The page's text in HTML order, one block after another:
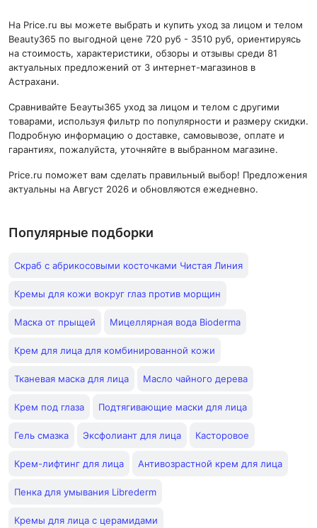
На Price.ru вы можете выбрать и купить уход за лицом и телом
Beauty365 по выгодной цене 720 руб - 3510 руб, ориентируясь
на стоимость, характеристики, обзоры и отзывы среди 81
актуальных предложений от 3 интернет-магазинов в
Астрахани.
Сравнивайте Беауты365 уход за лицом и телом с другими
товарами, используя фильтр по популярности и размеру скидки.
Подробную информацию о доставке, самовывозе, оплате и
гарантиях, пожалуйста, уточняйте в выбранном магазине.
Price.ru поможет вам сделать правильный выбор! Предложения
актуальны на Август 2026 и обновляются ежедневно.
Популярные подборки
Скраб с абрикосовыми косточками Чистая Линия
Кремы для кожи вокруг глаз против морщин
Маска от прыщей Мицеллярная вода Bioderma
Крем для лица для комбинированной кожи
Тканевая маска для лица Масло чайного дерева
Крем под глаза Подтягивающие маски для лица
Гель смазка Эксфолиант для лица Касторовое
Крем-лифтинг для лица Антивозрастной крем для лица
Пенка для умывания Librederm
Кремы для лица с церамидами